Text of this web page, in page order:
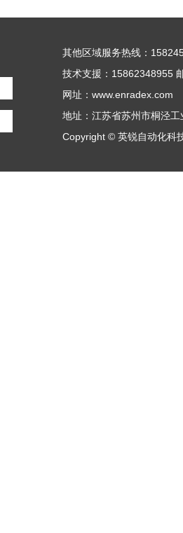
其他区域服务热线：
技术支援：15862348955
网址：www.enradex.com
地址：江苏省苏州市桐泾工
Copyright © 英锐自动化科